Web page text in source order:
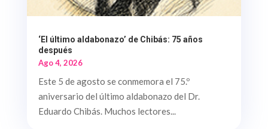
‘El último aldabonazo’ de Chibás: 75 años
después
Ago 4, 2026
Este 5 de agosto se conmemora el 75.º
aniversario del último aldabonazo del Dr.
Eduardo Chibás. Muchos lectores...